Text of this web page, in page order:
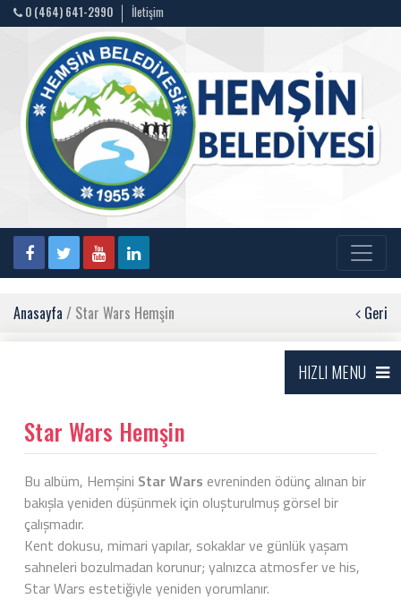
0 (464) 641-2990 İletişim
Anasayfa / Star Wars Hemşin Geri
HIZLI MENU
Star Wars Hemşin
Bu albüm, Hemşini Star Wars evreninden ödünç alınan bir
bakışla yeniden düşünmek için oluşturulmuş görsel bir
çalışmadır.
Kent dokusu, mimari yapılar, sokaklar ve günlük yaşam
sahneleri bozulmadan korunur; yalnızca atmosfer ve his,
Star Wars estetiğiyle yeniden yorumlanır.